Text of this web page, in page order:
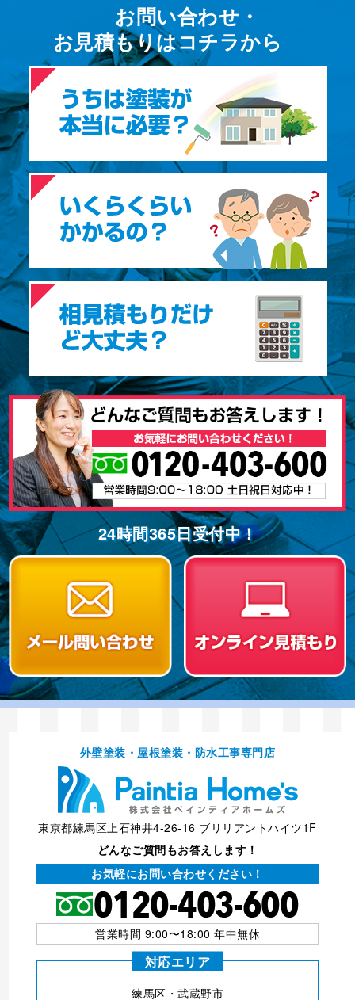
お問い合わせ・
お⾒積もりはコチラから
24時間365⽇受付中！
外壁塗装・屋根塗装・防⽔⼯事専⾨店
東京都練馬区上石神井4-26-16 ブリリアントハイツ1F
どんなご質問もお答えします！
お気軽にお問い合わせください！
営業時間 9:00〜18:00 年中無休
対応エリア
練⾺区・武蔵野市